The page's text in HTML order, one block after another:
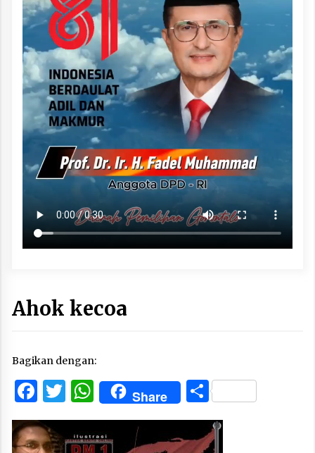
Ahok kecoa
Bagikan dengan:
Facebook
Twitter
WhatsApp
Share Share